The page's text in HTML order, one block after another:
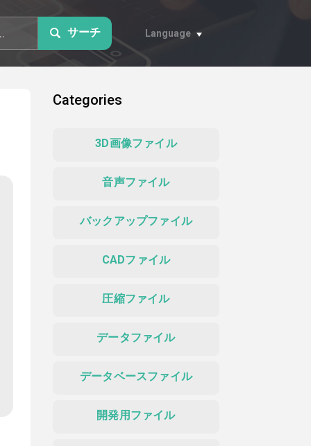
サーチ Language
Categories
3D画像ファイル
音声ファイル
バックアップファイル
CADファイル
圧縮ファイル
データファイル
データベースファイル
開発用ファイル